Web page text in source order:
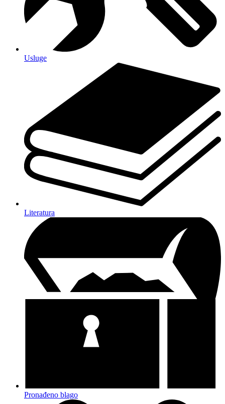
Usluge
Literatura
Pronađeno blago